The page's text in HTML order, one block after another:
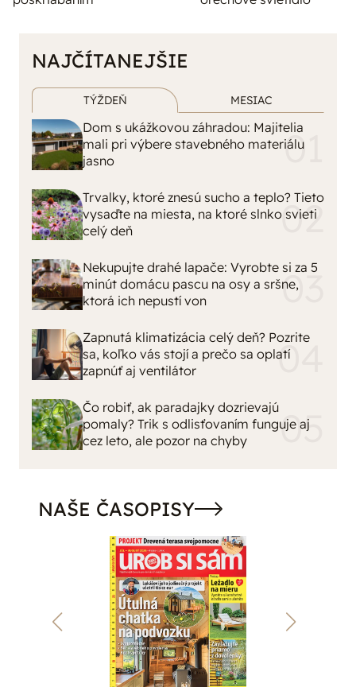
Dom s ukážkovou záhradou: Majitelia
mali pri výbere stavebného materiálu
jasno
vysaďte na miesta, na ktoré slnko svieti
celý deň
minút domácu pascu na osy a sršne,
ktorá ich nepustí von
sa, koľko vás stojí a prečo sa oplatí
zapnúť aj ventilátor
pomaly? Trik s odlisťovaním funguje aj
cez leto, ale pozor na chyby